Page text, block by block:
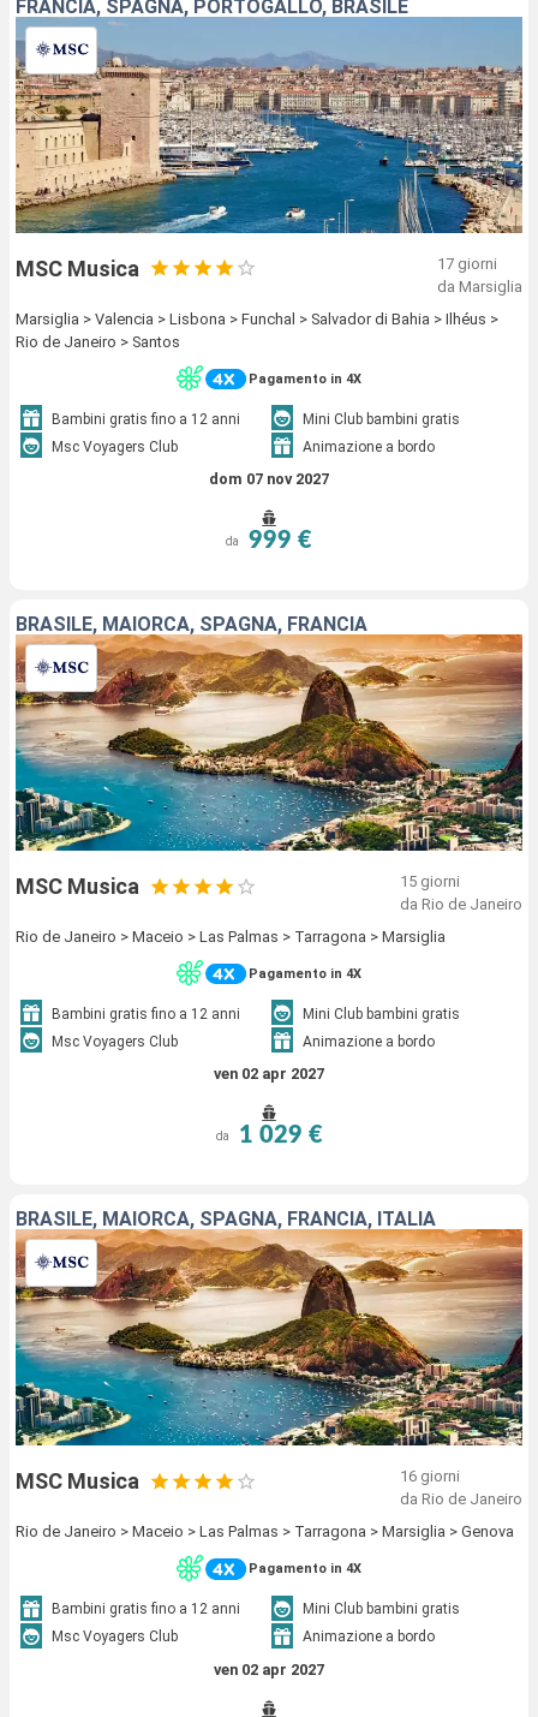
FRANCIA, SPAGNA, PORTOGALLO, BRASILE
MSC Musica
17 giorni
da Marsiglia
Marsiglia > Valencia > Lisbona > Funchal > Salvador di Bahia > Ilhéus >
Rio de Janeiro > Santos
Pagamento in 4X
Bambini gratis fino a 12 anni
Mini Club bambini gratis
Msc Voyagers Club
Animazione a bordo
dom 07 nov 2027
da 999 €
BRASILE, MAIORCA, SPAGNA, FRANCIA
MSC Musica
15 giorni
da Rio de Janeiro
Rio de Janeiro > Maceio > Las Palmas > Tarragona > Marsiglia
Pagamento in 4X
Bambini gratis fino a 12 anni
Mini Club bambini gratis
Msc Voyagers Club
Animazione a bordo
ven 02 apr 2027
da 1 029 €
BRASILE, MAIORCA, SPAGNA, FRANCIA, ITALIA
MSC Musica
16 giorni
da Rio de Janeiro
Rio de Janeiro > Maceio > Las Palmas > Tarragona > Marsiglia > Genova
Pagamento in 4X
Bambini gratis fino a 12 anni
Mini Club bambini gratis
Msc Voyagers Club
Animazione a bordo
ven 02 apr 2027